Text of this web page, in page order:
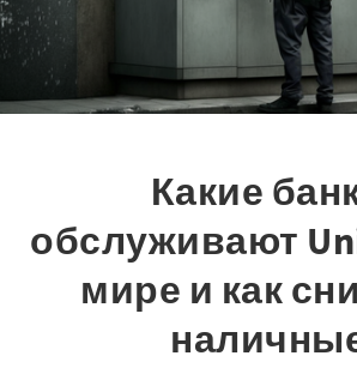
Какие
обслуживают
мире и как